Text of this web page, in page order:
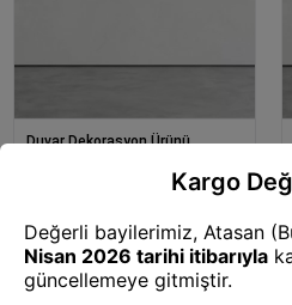
Duvar Dekorasyon Ürünü
Metal Görünümlü Ahşap Tablo -
Modern Ofis ve Ev Dekoru